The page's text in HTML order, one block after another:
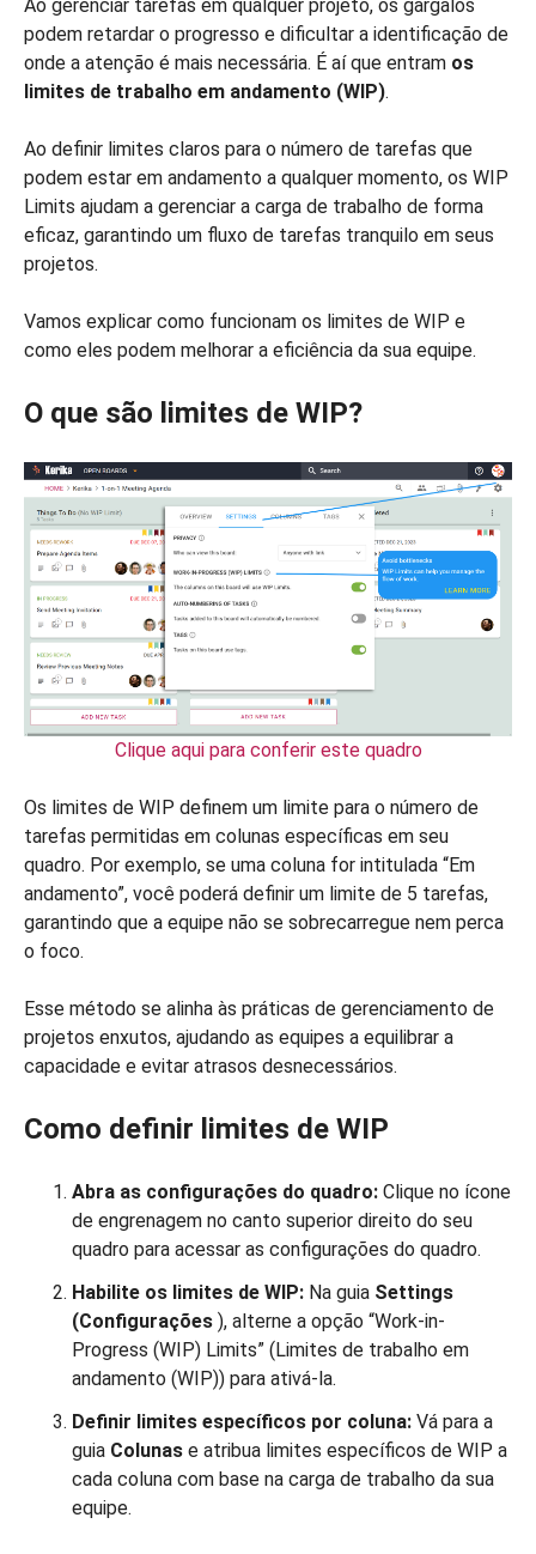
Ao gerenciar tarefas em qualquer projeto, os gargalos
podem retardar o progresso e dificultar a identificação de
onde a atenção é mais necessária. É aí que entram os
limites de trabalho em andamento (WIP).
Ao definir limites claros para o número de tarefas que
podem estar em andamento a qualquer momento, os WIP
Limits ajudam a gerenciar a carga de trabalho de forma
eficaz, garantindo um fluxo de tarefas tranquilo em seus
projetos.
Vamos explicar como funcionam os limites de WIP e
como eles podem melhorar a eficiência da sua equipe.
O que são limites de WIP?
Clique aqui para conferir este quadro
Os limites de WIP definem um limite para o número de
tarefas permitidas em colunas específicas em seu
quadro. Por exemplo, se uma coluna for intitulada “Em
andamento”, você poderá definir um limite de 5 tarefas,
garantindo que a equipe não se sobrecarregue nem perca
o foco.
Esse método se alinha às práticas de gerenciamento de
projetos enxutos, ajudando as equipes a equilibrar a
capacidade e evitar atrasos desnecessários.
Como definir limites de WIP
Abra as configurações do quadro: Clique no ícone
de engrenagem no canto superior direito do seu
quadro para acessar as configurações do quadro.
Habilite os limites de WIP: Na guia Settings
(Configurações ), alterne a opção “Work-in-
Progress (WIP) Limits” (Limites de trabalho em
andamento (WIP)) para ativá-la.
Definir limites específicos por coluna: Vá para a
guia Colunas e atribua limites específicos de WIP a
cada coluna com base na carga de trabalho da sua
equipe.